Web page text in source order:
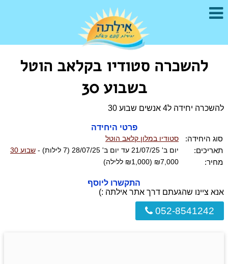
להשכרה סטודיו בקלאב הוטל
בשבוע 30
להשכרה יחידה ל4 אנשים שבוע 30
פרטי היחידה
סוג היחידה:
סטודיו במלון קלאב הוטל
תאריכים: יום ב' 21/07/25 עד יום ב' 28/07/25 (7 לילות) - שבוע 30
מחיר: ₪7,000 (₪1,000 ללילה)
התקשרו ליוסף
אנא ציינו שהגעתם דרך אתר אילתה :)
052-8541242